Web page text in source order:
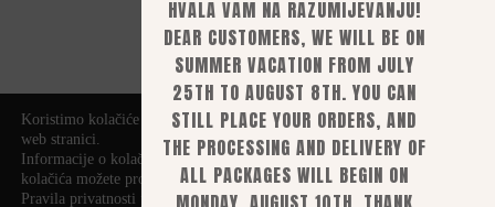
Brendovi
Uslužno rolanje
kreditnim i
debitnim
karticama
pakete manjih
dimenzija i
težine)
Koristimo kolačiće kako bismo vam pružili najbolje iskustvo na našoj
web stranici.
Informacije o kolačićima koje koristimo ili opcije za isključivanje
kolačića možete pronaći upostavkama.
Pravila privatnosti pogledajteovdje
HVALA VAM NA RAZUMIJEVANJU!
DEAR CUSTOMERS, WE WILL BE ON
SUMMER VACATION FROM JULY
25TH TO AUGUST 8TH. YOU CAN
STILL PLACE YOUR ORDERS, AND
THE PROCESSING AND DELIVERY OF
ALL PACKAGES WILL BEGIN ON